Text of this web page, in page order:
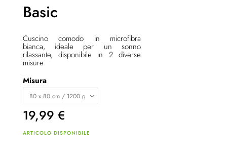
Basic
Cuscino comodo in microfibra
bianca, ideale per un sonno
rilassante, disponibile in 2 diverse
misure
Misura
19,99 €
ARTICOLO DISPONIBILE